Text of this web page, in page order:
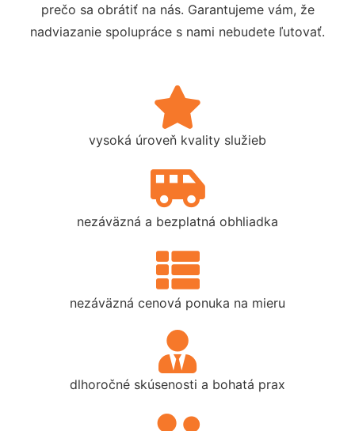
prečo sa obrátiť na nás. Garantujeme vám, že
nadviazanie spolupráce s nami nebudete ľutovať.
vysoká úroveň kvality služieb
nezáväzná a bezplatná obhliadka
nezáväzná cenová ponuka na mieru
dlhoročné skúsenosti a bohatá prax